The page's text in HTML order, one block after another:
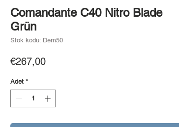
Comandante C40 Nitro Blade
Grün
Stok kodu: Dem50
€267,00Fiyat
Adet *